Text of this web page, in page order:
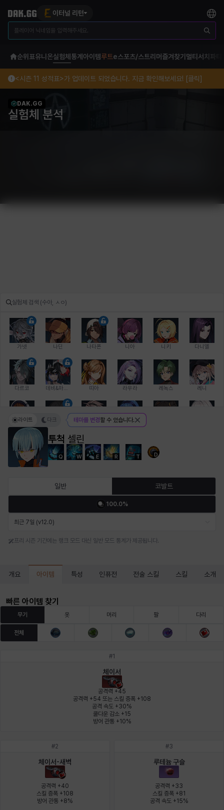
이터널 리턴
순위표유니온실험체 통계 아이템루트e스포츠/스트리머 즐겨찾기 멀티서치 파티
<시즌 11 성적표>가 업데이트 되었습니다. 지금 확인해보세요! [클릭]
DAK.GG
실험체 분석
가넷 나딘 나타폰 니아 니키 다니엘
다르코 띠아 라우라 레녹스 레니
레온 루크 르노어
바바라 버니스 블레어 비앙카 비형 샬럿
아야 아이솔 아이작 알렉스 알론소 얀
유스티나 유키
이안 재키
카밀로 캐시
투척 셀린
Q W E R T D
라이트 다크 테마를 변경할 수 있습니다.
일반 코발트
100.0%
최근 7일 (v12.0)
프리 시즌 기간에는 랭크 모드 대신 일반 모드 통계가 제공됩니다.
개요 아이템 특성 인퓨전 전술 스킬 스킬 소개
빠른 아이템 찾기
무기 옷 머리 팔 다리
전체
#1
체이서
공격력 +45
공격력 +54 또는 스킬 증폭 +108
공격 속도 +30%
쿨다운 감소 +15
방어 관통 +10%
#2
체이서-새벽
공격력 +40
스킬 증폭 +108
방어 관통 +8%
#3
루테늄 구슬
공격력 +33
스킬 증폭 +81
공격 속도 +15%